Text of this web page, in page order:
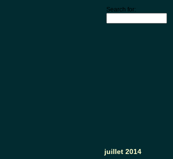
Search for:
juillet 2014